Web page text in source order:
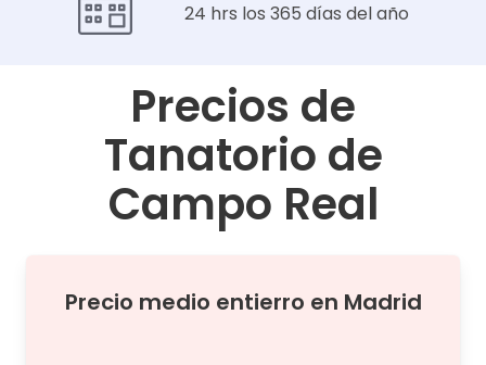
24 hrs los 365 días del año
Precios de
Tanatorio de
Campo Real
Precio medio entierro en Madrid